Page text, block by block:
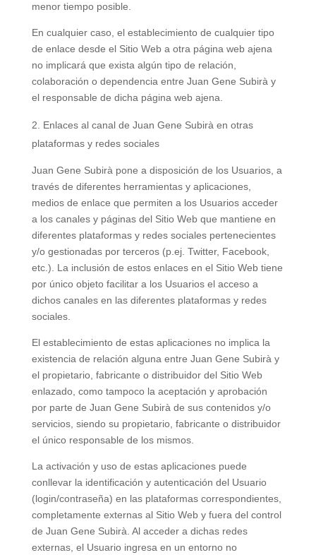
menor tiempo posible.
En cualquier caso, el establecimiento de cualquier tipo
de enlace desde el Sitio Web a otra página web ajena
no implicará que exista algún tipo de relación,
colaboración o dependencia entre Juan Gene Subirà y
el responsable de dicha página web ajena.
Enlaces al canal de Juan Gene Subirà en otras
plataformas y redes sociales
Juan Gene Subirà pone a disposición de los Usuarios, a
través de diferentes herramientas y aplicaciones,
medios de enlace que permiten a los Usuarios acceder
a los canales y páginas del Sitio Web que mantiene en
diferentes plataformas y redes sociales pertenecientes
y/o gestionadas por terceros (p.ej. Twitter, Facebook,
etc.). La inclusión de estos enlaces en el Sitio Web tiene
por único objeto facilitar a los Usuarios el acceso a
dichos canales en las diferentes plataformas y redes
sociales.
El establecimiento de estas aplicaciones no implica la
existencia de relación alguna entre Juan Gene Subirà y
el propietario, fabricante o distribuidor del Sitio Web
enlazado, como tampoco la aceptación y aprobación
por parte de Juan Gene Subirà de sus contenidos y/o
servicios, siendo su propietario, fabricante o distribuidor
el único responsable de los mismos.
La activación y uso de estas aplicaciones puede
conllevar la identificación y autenticación del Usuario
(login/contraseña) en las plataformas correspondientes,
completamente externas al Sitio Web y fuera del control
de Juan Gene Subirà. Al acceder a dichas redes
externas, el Usuario ingresa en un entorno no